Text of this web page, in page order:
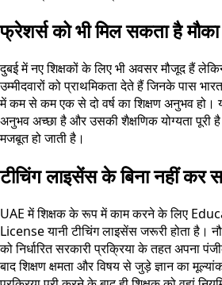
फ्रेशर्स को भी मिल सकता है मौका
दुबई में नए शिक्षकों के लिए भी अवसर मौजूद हैं
उम्मीदवारों को प्राथमिकता देते हैं जिनके पास
में कम से कम एक से दो वर्ष का शिक्षण अनुभव हो।
अनुभव अच्छा है और उसकी शैक्षणिक योग्यता पूरी
मजबूत हो जाती है।
टीचिंग लाइसेंस के बिना नहीं कर
UAE में शिक्षक के रूप में काम करने के लिए
License यानी टीचिंग लाइसेंस जरूरी होता है।
को निर्धारित सरकारी प्रक्रिया के तहत अपना
बाद शिक्षण क्षमता और विषय से जुड़े ज्ञान का